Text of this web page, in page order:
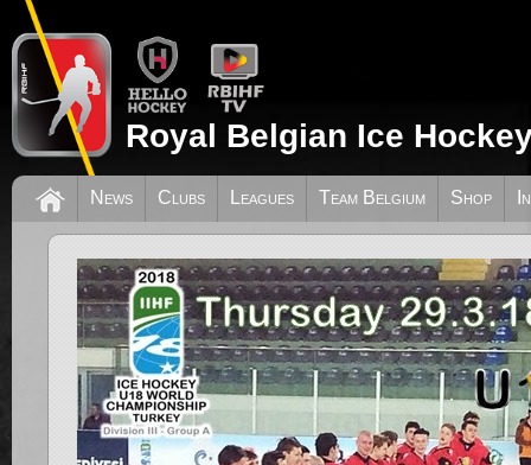
Royal Belgian Ice
News Clubs Leagues Team Belgium Shop